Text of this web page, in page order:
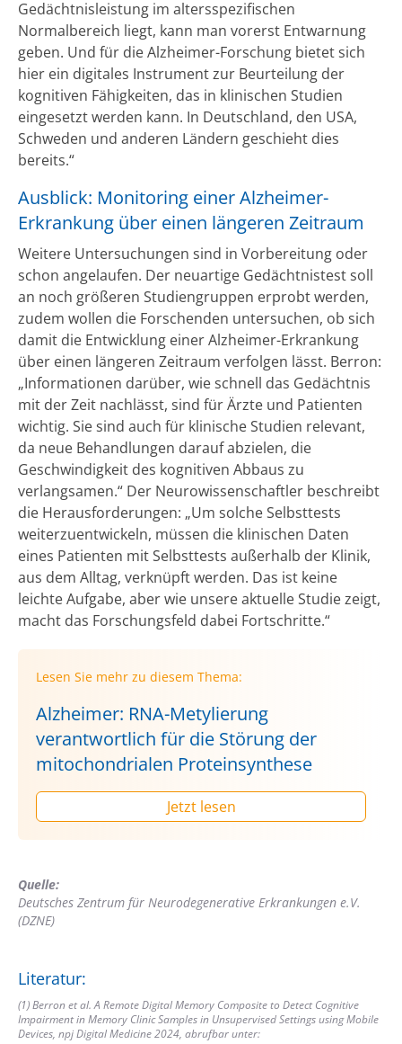
Gedächtnisleistung im altersspezifischen
Normalbereich liegt, kann man vorerst Entwarnung
geben. Und für die Alzheimer-Forschung bietet sich
hier ein digitales Instrument zur Beurteilung der
kognitiven Fähigkeiten, das in klinischen Studien
eingesetzt werden kann. In Deutschland, den USA,
Schweden und anderen Ländern geschieht dies
bereits.“
Ausblick: Monitoring einer Alzheimer-
Erkrankung über einen längeren Zeitraum
Weitere Untersuchungen sind in Vorbereitung oder
schon angelaufen. Der neuartige Gedächtnistest soll
an noch größeren Studiengruppen erprobt werden,
zudem wollen die Forschenden untersuchen, ob sich
damit die Entwicklung einer Alzheimer-Erkrankung
über einen längeren Zeitraum verfolgen lässt. Berron:
„Informationen darüber, wie schnell das Gedächtnis
mit der Zeit nachlässt, sind für Ärzte und Patienten
wichtig. Sie sind auch für klinische Studien relevant,
da neue Behandlungen darauf abzielen, die
Geschwindigkeit des kognitiven Abbaus zu
verlangsamen.“ Der Neurowissenschaftler beschreibt
die Herausforderungen: „Um solche Selbsttests
weiterzuentwickeln, müssen die klinischen Daten
eines Patienten mit Selbsttests außerhalb der Klinik,
aus dem Alltag, verknüpft werden. Das ist keine
leichte Aufgabe, aber wie unsere aktuelle Studie zeigt,
macht das Forschungsfeld dabei Fortschritte.“
Lesen Sie mehr zu diesem Thema:
Alzheimer: RNA-Metylierung
verantwortlich für die Störung der
mitochondrialen Proteinsynthese
Jetzt lesen
Quelle:
Deutsches Zentrum für Neurodegenerative Erkrankungen e.V.
(DZNE)
Literatur:
(1) Berron et al. A Remote Digital Memory Composite to Detect Cognitive
Impairment in Memory Clinic Samples in Unsupervised Settings using Mobile
Devices, npj Digital Medicine 2024, abrufbar unter: